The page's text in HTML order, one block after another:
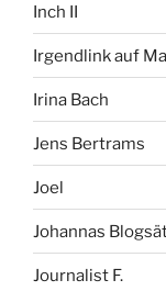
Inch II
Irgendlink auf
Irina Bach
Jens Bertrams
Joel
Johannas
Journalist F.